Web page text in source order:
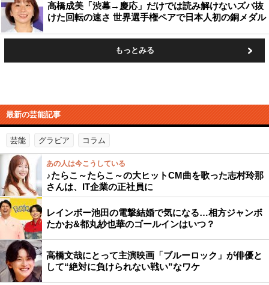
高橋成美「渋幕→慶応」だけでは読み解けないズバ抜
けた回転の速さ 世界選手権ペアで日本人初の銅メダル
もっとみる
最新の芸能記事
芸能 グラビア コラム
あの人は今こうしている
♪たらこ～たらこ～の大ヒットCM曲を歌った志村玲那
さんは、IT企業の正社員に
レインボー池田の電撃結婚で気になる…相方ジャンボ
たかお&都丸紗也華のゴールインはいつ？
高橋文哉にとって主演映画「ブルーロック」が俳優と
して“絶対に負けられない戦い”なワケ